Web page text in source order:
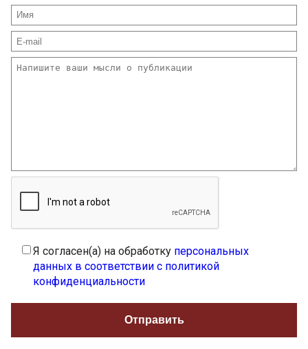
Я согласен(а) на обработку персональных
данных в соответствии с политикой
конфиденциальности